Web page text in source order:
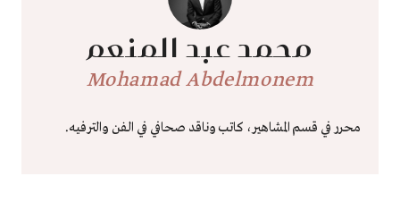
محمد عبد المنعم
Mohamad Abdelmonem
محرر في قسم المشاهير، كاتب وناقد صحافي في الفن والترفيه.